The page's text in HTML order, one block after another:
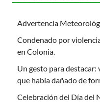
Advertencia
Condenado por
en Colonia.
Un gesto para
que había dañado de
Celebración del Día del